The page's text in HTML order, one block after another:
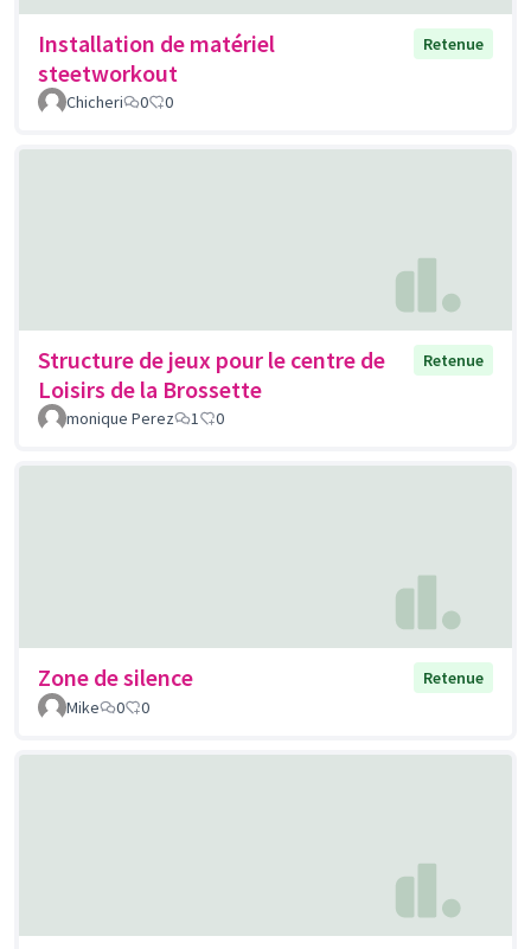
Installation de matériel
steetworkout
Retenue
Chicheri 0 0
Structure de jeux pour le centre de
Loisirs de la Brossette
Retenue
monique Perez 1 0
Zone de silence
Retenue
Mike
0 0